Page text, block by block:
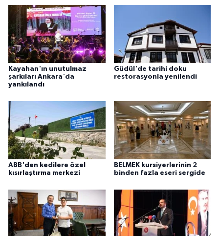
Kayahan'ın unutulmaz
şarkıları Ankara'da
yankılandı
Güdül'de tarihi doku
restorasyonla yenilendi
ABB'den kedilere özel
kısırlaştırma merkezi
BELMEK kursiyerlerinin 2
binden fazla eseri sergide